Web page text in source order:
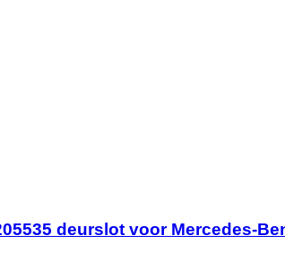
deurslot voor Mercedes-